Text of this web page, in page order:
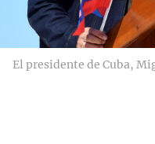
El presidente de Cuba,